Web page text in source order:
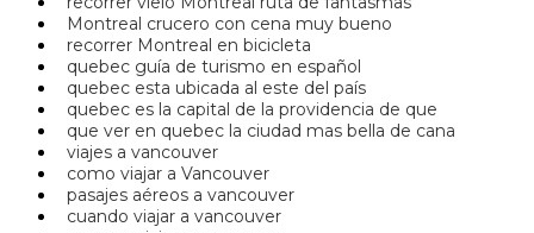
Montreal crucero con cena muy bueno
recorrer Montreal en bicicleta
quebec guía de turismo en español
quebec esta ubicada al este del país
quebec es la capital de la providencia de que
que ver en quebec la ciudad mas bella de cana
viajes a vancouver
como viajar a Vancouver
pasajes aéreos a vancouver
cuando viajar a vancouver